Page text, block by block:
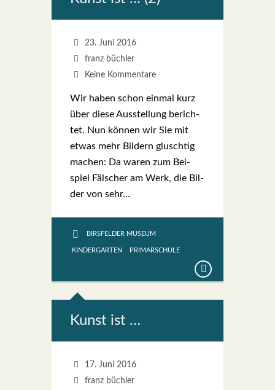
23. Juni 2016
franz büchler
Keine Kommentare
Wir haben schon ein­mal kurz
über die­se Aus­stel­lung berich­
tet. Nun kön­nen wir Sie mit
etwas mehr Bil­dern glusch­tig
machen: Da waren zum Bei­
spiel Fäl­scher am Werk, die Bil­
der von sehr…
BIRSFELDER MUSEUM
KINDERGARTEN PRIMARSCHULE
Kunst ist …
17. Juni 2016
franz büchler